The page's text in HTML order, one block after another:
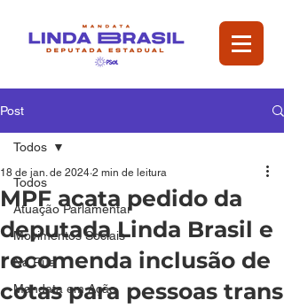
Post
Todos
Atuação Parlamentar
Movimentos Sociais
Na Rua
Mandata em Ação
Todos
MPF acata pedido da
deputada Linda Brasil e
recomenda inclusão de
cotas para pessoas trans
18 de jan. de 2024 2 min de leitura